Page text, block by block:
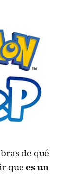
de qué
que es un